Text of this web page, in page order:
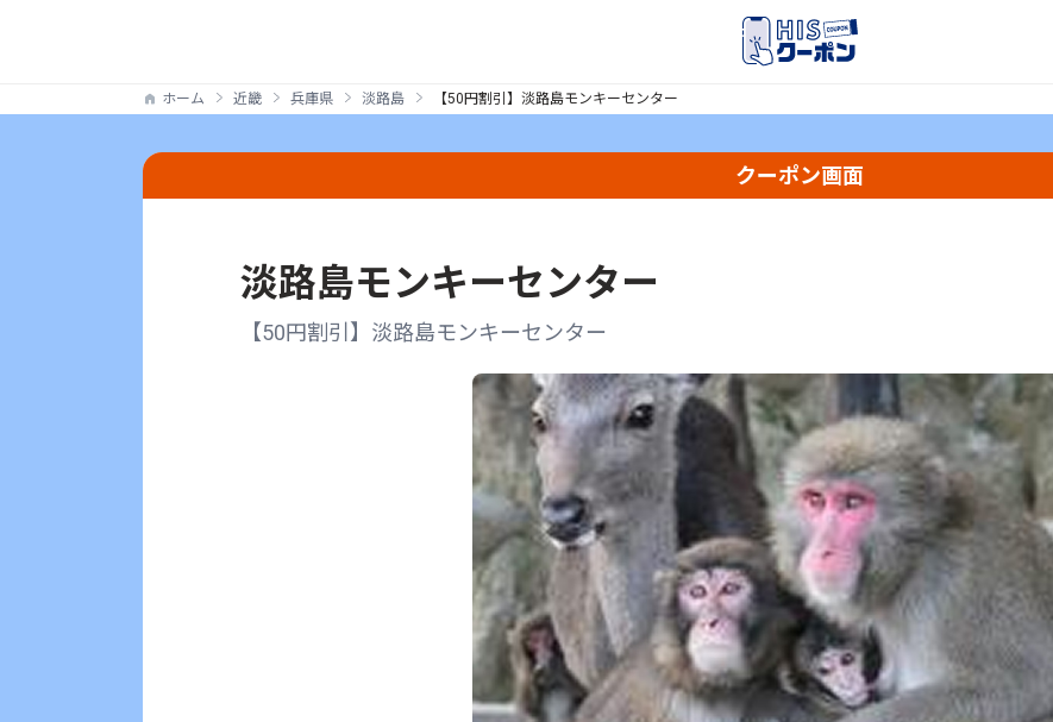
ホーム 近畿 兵庫県 淡路島 【50円割引】淡路島モンキーセンター
クーポン画面
淡路島モンキーセンター
【50円割引】淡路島モンキーセンター